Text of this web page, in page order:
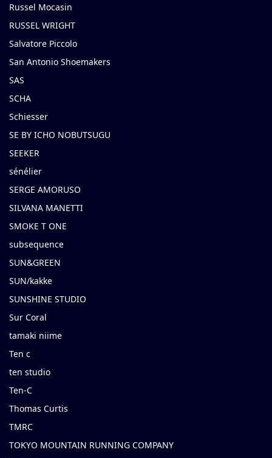
Russel Mocasin
RUSSEL WRIGHT
Salvatore Piccolo
San Antonio Shoemakers
SAS
SCHA
Schiesser
SE BY ICHO NOBUTSUGU
SEEKER
sénélier
SERGE AMORUSO
SILVANA MANETTI
SMOKE T ONE
subsequence
SUN&GREEN
SUN/kakke
SUNSHINE STUDIO
Sur Coral
tamaki niime
Ten c
ten studio
Ten-C
Thomas Curtis
TMRC
TOKYO MOUNTAIN RUNNING COMPANY